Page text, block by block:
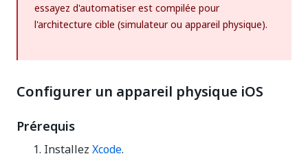
essayez d'automatiser est compilée pour
l'architecture cible (simulateur ou appareil physique).
Configurer un appareil physique iOS
Prérequis
Installez Xcode.